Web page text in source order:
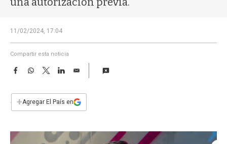
11/02/2024, 17:04
Compartir esta noticia
F
e
b
k
W
s
T
w
t
L
n
E
i
l
+Agregar El País en